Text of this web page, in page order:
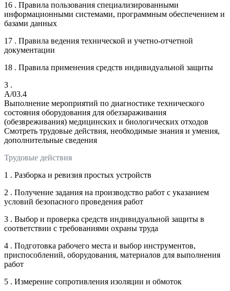
16 . Правила пользования специализированными
информационными системами, программным обеспечением и
базами данных
17 . Правила ведения технической и учетно-отчетной
документации
18 . Правила применения средств индивидуальной защиты
3 .
A/03.4
Выполнение мероприятий по диагностике технического
состояния оборудования для обеззараживания
(обезвреживания) медицинских и биологических отходов
Смотреть трудовые действия, необходимые знания и умения,
дополнительные сведения
Трудовые действия
1 . Разборка и ревизия простых устройств
2 . Получение задания на производство работ с указанием
условий безопасного проведения работ
3 . Выбор и проверка средств индивидуальной защиты в
соответствии с требованиями охраны труда
4 . Подготовка рабочего места и выбор инструментов,
приспособлений, оборудования, материалов для выполнения
работ
5 . Измерение сопротивления изоляции и обмоток